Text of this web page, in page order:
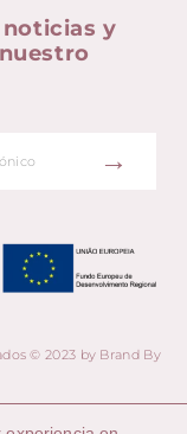
y
→
© 2023 by Brand By